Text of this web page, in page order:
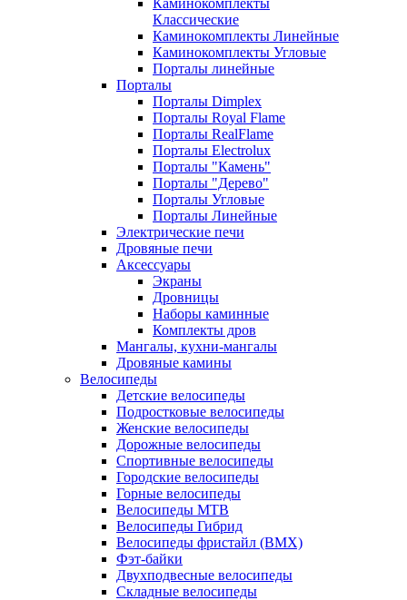
Каминокомплекты
Классические
Каминокомплекты Линейные
Каминокомплекты Угловые
Порталы линейные
Порталы
Порталы Dimplex
Порталы Royal Flame
Порталы RealFlame
Порталы Electrolux
Порталы "Камень"
Порталы "Дерево"
Порталы Угловые
Порталы Линейные
Электрические печи
Дровяные печи
Аксессуары
Экраны
Дровницы
Наборы каминные
Комплекты дров
Мангалы, кухни-мангалы
Дровяные камины
Велосипеды
Детские велосипеды
Подростковые велосипеды
Женские велосипеды
Дорожные велосипеды
Спортивные велосипеды
Городские велосипеды
Горные велосипеды
Велосипеды MTB
Велосипеды Гибрид
Велосипеды фристайл (BMX)
Фэт-байки
Двухподвесные велосипеды
Складные велосипеды